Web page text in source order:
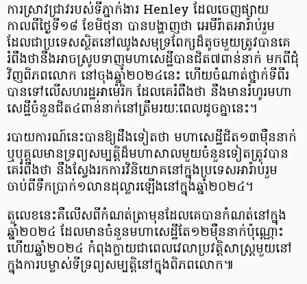
ការស្រាវជ្រាវរបស់ទីភ្នាក់ងារ Henley ដែលចេញផ្សាយ
កាលពីថ្ងៃទី១៨ ខែមិថុនា បានបង្ហាញថា អេមីរ៉ាតអារ៉ាប់រួម
ដែលជាប្រទេសស្ថិតនៅឈូងសមុទ្រពែក្សដ៏តូចមួយត្រូវបានគេ
រំពឹងថានឹងអាចស្រូបទាញមហាសេដ្ឋីបានជិត៧ពាន់នាក់ មកពីជុំ
វិញពិភពលោក នៅចុងឆ្នាំ២០២៤នេះ ហើយចំណាត់ថ្នាក់ទីពីរ
បានទៅលើសហរដ្ឋអាម៉េរិក ដែលគេរំពឹងថា នឹងមានរំហូរមហា
សេដ្ឋីចំនួនជិត៤ពាន់នាក់នៅត្រឹមរយៈពេលដូចគ្នានេះ។
របាយការណ៍នេះបានឱ្យដឹងទៀតថា មហាសេដ្ឋីជិត១៣ម៉ឺននាក់
ឬបុគ្គលមានទ្រព្យសម្បត្តិដ៏មហាសាលមួយចំនួនទៀតត្រូវបាន
គេរំពឹងថា នឹងស្វែងរកការវិនិយោគនៅក្នុងប្រទេសអារ៉ាប់រួម
ចាប់ពីទឹកប្រាក់១លានដុល្លារឡើងនៅក្នុងឆ្នាំ២០២៤។
តួលេខនេះគឺលើសពីកំណត់ត្រាមុនដែលគេបានកំណត់នៅក្នុង
ឆ្នាំ២០២៤ ដែលមានចំនួនមហាសេដ្ឋីតែ១២ម៉ឺននាក់ប៉ុណ្ណោះ
ហើយឆ្នាំ២០២៤ កំពុងក្លាយជាពេលវេលាប្រវត្តិសាស្ត្រមួយនៅ
ក្នុងការបម្លាស់ទីទ្រព្យសម្បត្តិនៅក្នុងពិភពលោក៕